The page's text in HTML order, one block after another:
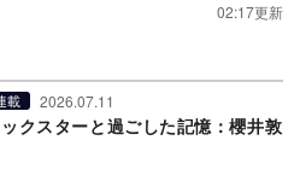
02:17更新
載 2026.07.11
ックスターと過ごした記憶：櫻井敦